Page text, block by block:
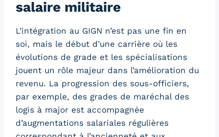
salaire militaire
L’intégration au GIGN n’est pas une fin en
soi, mais le début d’une carrière où les
évolutions de grade et les spécialisations
jouent un rôle majeur dans l’amélioration du
revenu. La progression des sous-officiers,
par exemple, des grades de maréchal des
logis à major est accompagnée
d’augmentations salariales régulières